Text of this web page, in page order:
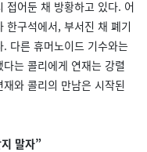
접어둔 채 방황하고 있다. 어
한구석에서, 부서진 채 폐기
. 다른 휴머노이드 기수와는
는 콜리에게 연재는 강렬
와 콜리의 만남은 시작된
말자”